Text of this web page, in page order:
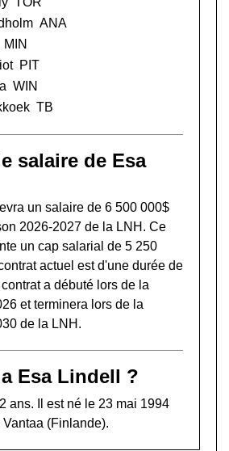
ANA
MIN
PIT
WIN
TB
salaire de Esa
un salaire de 6 500 000$
2026-2027 de la LNH. Ce
un cap salarial de 5 250
actuel est d'une durée de
a débuté lors de la
et terminera lors de la
de la LNH.
Esa Lindell ?
ans. Il est né le 23 mai 1994
(Finlande).